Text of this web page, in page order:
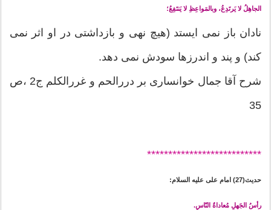
الجاهِلُ لا يَرتَدِعُ، وبالمَواعِظِ لا يَنتَفِعُ؛
نادان باز نمى ايستد (هيچ نهى و بازداشتى در او اثر نمى
كند) و پند و اندرزها سودش نمى دهد.
شرح آقا جمال خوانساری بر دررالحم و غررالکلم ج2 ،ص
35
********************
*******
حدیث(27) امام علی علیه السلام:
رأسُ الجَهلِ مُعاداةُ النّاسِ.